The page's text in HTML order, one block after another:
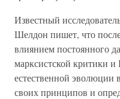
Известный
Шелдон пишет, что
влиянием постоянного
марксистской критики
естественной эволюции
своих принципов и